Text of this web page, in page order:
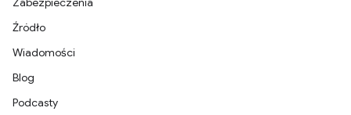
Źródło
Wiadomości
Blog
Podcasty